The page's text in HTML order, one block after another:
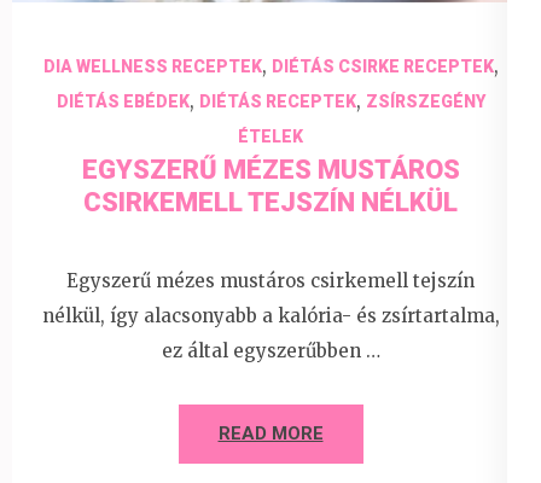
DIA WELLNESS RECEPTEK, DIÉTÁS CSIRKE RECEPTEK,
DIÉTÁS EBÉDEK, DIÉTÁS RECEPTEK, ZSÍRSZEGÉNY
ÉTELEK
EGYSZERŰ MÉZES MUSTÁROS
CSIRKEMELL TEJSZÍN NÉLKÜL
Egyszerű mézes mustáros csirkemell tejszín
nélkül, így alacsonyabb a kalória- és zsírtartalma,
ez által egyszerűbben …
READ MORE